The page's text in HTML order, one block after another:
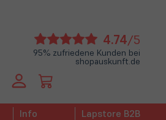
4.74/5
95% zufriedene Kunden bei
shopauskunft.de
Info Lapstore B2B